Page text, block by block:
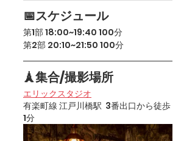
📅スケジュール
第1部 18:00~19:40 100分
第2部 20:10~21:50 100分
🗼集合/撮影場所
エリックスタジオ
有楽町線 江戸川橋駅  3番出口から徒歩
1分